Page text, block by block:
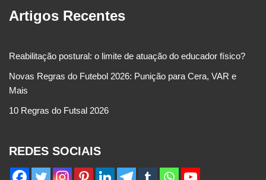
Artigos Recentes
Reabilitação postural: o limite de atuação do educador físico?
Novas Regras do Futebol 2026: Punição para Cera, VAR e
Mais
10 Regras do Futsal 2026
REDES SOCIAIS